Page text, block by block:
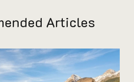
Articles